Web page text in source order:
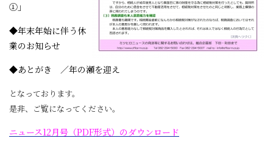
①」
◆年末年始に伴う休
業のお知らせ
◆あとがき ／年の瀬を迎え
となっております。
是非、ご覧になってください。
ニュース12月号（PDF形式）のダウンロード